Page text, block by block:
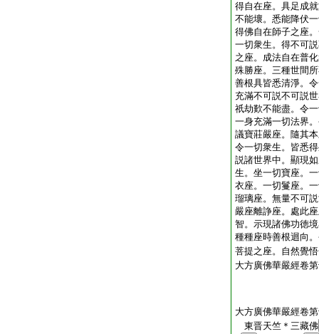
得自在座。具足成
不能壞。悉能降伏
得佛自在師子之座
一切衆生。得不可
之座。成法自在普
殊勝座。三種世間
善根具皆悉清淨。
充滿不可説不可説
祇劫歎不能盡。令
一身充滿一切法界
議寶莊嚴座。隨其
令一切衆生。皆悉
説諸世界中。顯現
生。坐一切寶座。
衣座。一切鬘座。
瑠璃座。無量不可
嚴座離諍座。處此
智。示現諸佛功徳
種種座時善根迴向
菩提之座。自然覺
大方廣佛華嚴經卷
大方廣佛華嚴經卷
東晋天竺＊三藏佛